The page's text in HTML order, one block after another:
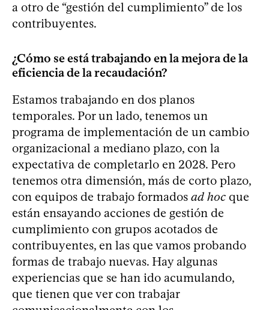
a otro de “gestión del cumplimiento” de los
contribuyentes.
¿Cómo se está trabajando en la mejora de la
eficiencia de la recaudación?
Estamos trabajando en dos planos
temporales. Por un lado, tenemos un
programa de implementación de un cambio
organizacional a mediano plazo, con la
expectativa de completarlo en 2028. Pero
tenemos otra dimensión, más de corto plazo,
con equipos de trabajo formados ad hoc que
están ensayando acciones de gestión de
cumplimiento con grupos acotados de
contribuyentes, en las que vamos probando
formas de trabajo nuevas. Hay algunas
experiencias que se han ido acumulando,
que tienen que ver con trabajar